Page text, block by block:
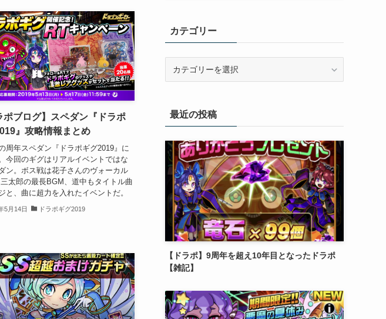
ポブログ】スペダン『ドラポ
』攻略情報まとめ
周年スペダン『ドラポギグ2019』に
今回のギグはリアルイベントではな
ン。ボス戦は花子さんのヴォーカル
太郎の最長BGM、道中もタイトル曲
と、曲に超力を入れたイベントだ。
5月14日 ドラポギグ2019
カテゴリー
ー最近の投稿
【ドラポ】9周年を超え10年目となったドラポ
【雑記】